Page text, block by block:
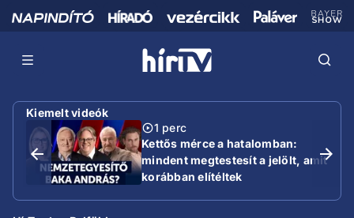
Kiemelt videók
1 perc
Kettős mérce a hatalomban:
mindent megtestesít a jelölt, amit
korábban elítéltek